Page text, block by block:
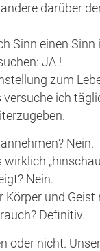
darüber
Sinn einen Sinn
JA !
zum
versuche ich
Nein.
wirklich
Nein.
Körper und
Definitiv.
oder nicht.